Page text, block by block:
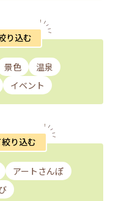
り込む
景色
温泉
イベント
り込む
アートさんぽ